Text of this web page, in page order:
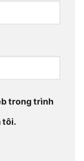
trong trình
tôi.